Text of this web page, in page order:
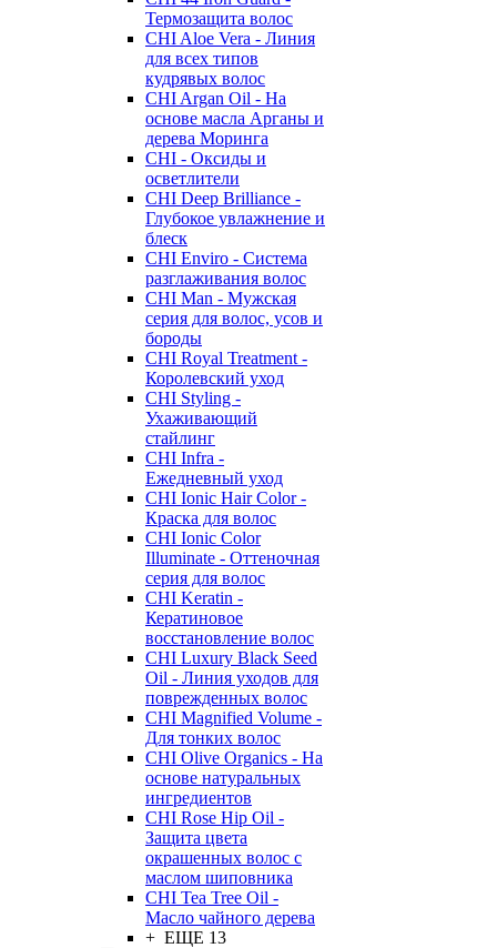
Термозащита волос
CHI Aloe Vera - Линия
для всех типов
кудрявых волос
CHI Argan Oil - На
основе масла Арганы и
дерева Моринга
CHI - Оксиды и
осветлители
CHI Deep Brilliance -
Глубокое увлажнение и
блеск
CHI Enviro - Система
разглаживания волос
CHI Man - Мужская
серия для волос, усов и
бороды
CHI Royal Treatment -
Королевский уход
CHI Styling -
Ухаживающий
стайлинг
CHI Infra -
Ежедневный уход
CHI Ionic Hair Color -
Краска для волос
CHI Ionic Color
Illuminate - Оттеночная
серия для волос
CHI Keratin -
Кератиновое
восстановление волос
CHI Luxury Black Seed
Oil - Линия уходов для
поврежденных волос
CHI Magnified Volume -
Для тонких волос
CHI Olive Organics - На
основе натуральных
ингредиентов
CHI Rose Hip Oil -
Защита цвета
окрашенных волос с
маслом шиповника
CHI Tea Tree Oil -
Масло чайного дерева
+ ЕЩЕ 13